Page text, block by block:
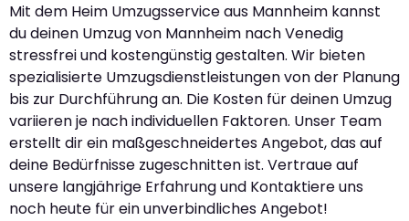
Mit dem Heim Umzugsservice aus Mannheim kannst
du deinen Umzug von Mannheim nach Venedig
stressfrei und kostengünstig gestalten. Wir bieten
spezialisierte Umzugsdienstleistungen von der Planung
bis zur Durchführung an. Die Kosten für deinen Umzug
variieren je nach individuellen Faktoren. Unser Team
erstellt dir ein maßgeschneidertes Angebot, das auf
deine Bedürfnisse zugeschnitten ist. Vertraue auf
unsere langjährige Erfahrung und Kontaktiere uns
noch heute für ein unverbindliches Angebot!